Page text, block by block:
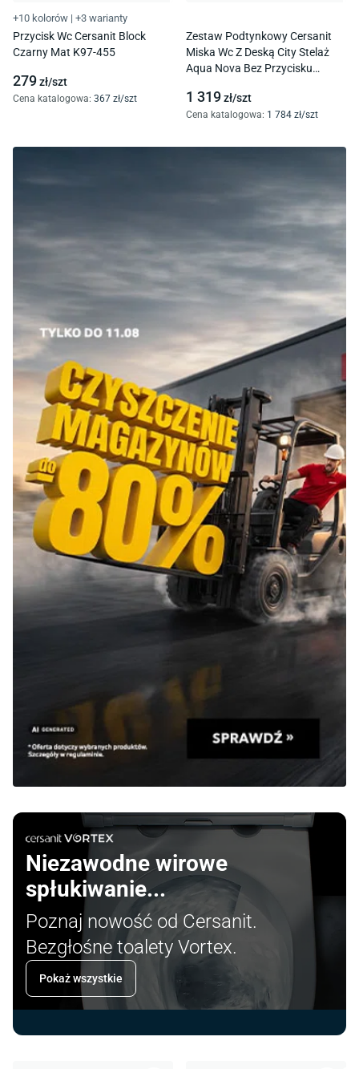
+10 kolorów | +3 warianty
Przycisk Wc Cersanit Block
Czarny Mat K97-455
279zł/szt
Cena katalogowa: 367 zł/szt
Niezawodne wirowe
spłukiwanie...
Poznaj nowość od Cersanit.
Bezgłośne toalety Vortex.
Pokaż wszystkie
Zestaw Podtynkowy Cersanit
Miska Wc Z Deską City Stelaż
Aqua Nova Bez Przycisku
1 319zł/szt
Cena katalogowa: 1 784 zł/szt